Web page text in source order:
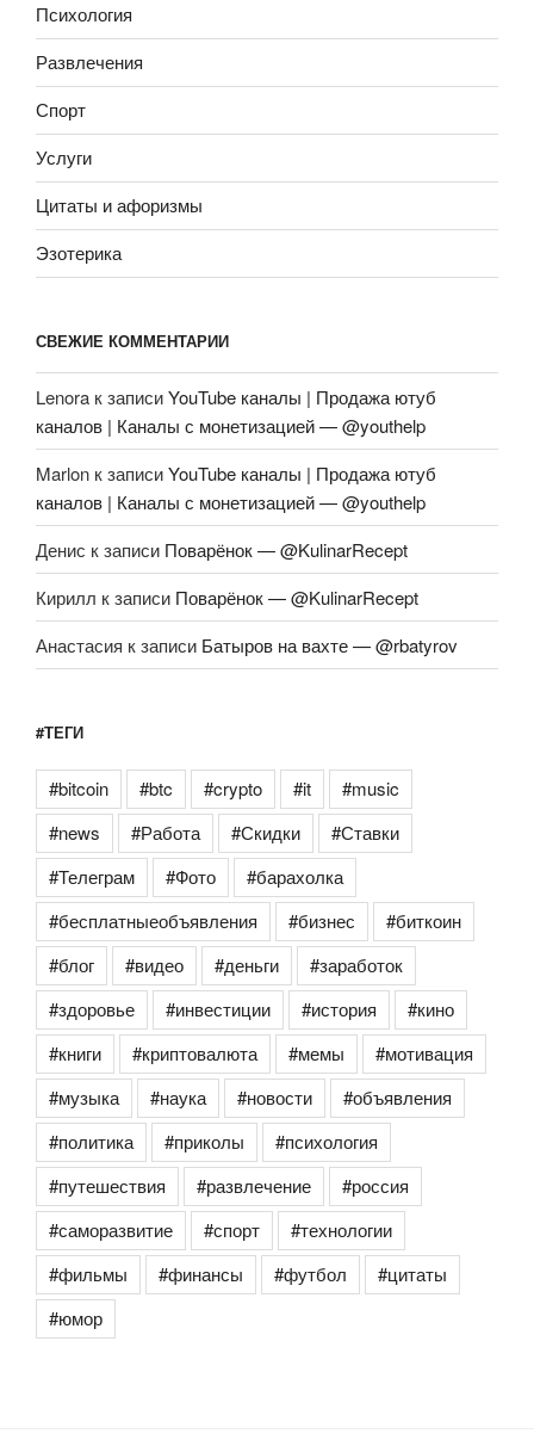
Психология
Развлечения
Спорт
Услуги
Цитаты и афоризмы
Эзотерика
СВЕЖИЕ КОММЕНТАРИИ
Lenora к записиYouTube каналы | Продажа ютуб
каналов | Каналы с монетизацией — @youthelp
Marlon к записиYouTube каналы | Продажа ютуб
каналов | Каналы с монетизацией — @youthelp
Денис к записи Поварёнок — @KulinarRecept
Кирилл к записи Поварёнок — @KulinarRecept
Анастасия к записи Батыров на вахте — @rbatyrov
#ТЕГИ
#bitcoin #btc #crypto #it
#music
#news
#Работа #Скидки
#Ставки
#Телеграм
#Фото
#барахолка
#бесплатныеобъявления
#бизнес
#биткоин
#блог
#видео #деньги
#заработок
#здоровье
#инвестиции #история
#кино
#книги
#криптовалюта #мемы
#мотивация
#музыка
#наука #новости
#объявления
#политика
#приколы
#психология
#путешествия
#развлечение
#россия
#саморазвитие
#спорт
#технологии
#фильмы
#финансы #футбол
#цитаты
#юмор